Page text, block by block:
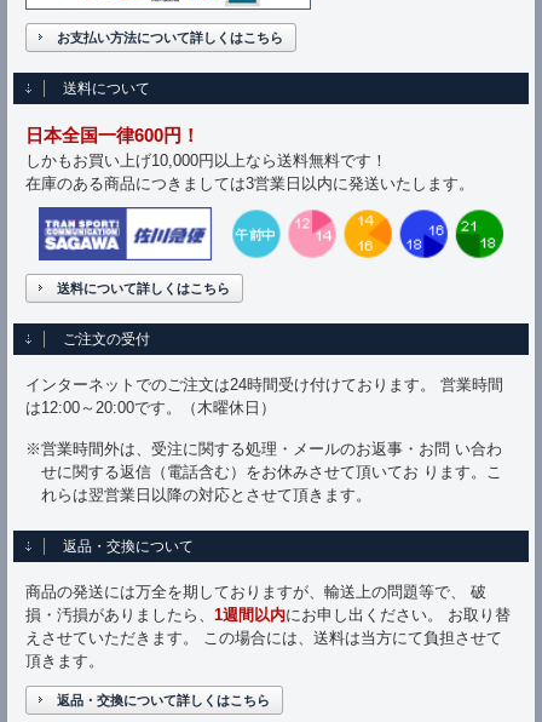
お支払い方法について詳しくはこちら
送料について
日本全国一律600円！
しかもお買い上げ10,000円以上なら送料無料です！
在庫のある商品につきましては3営業日以内に発送いたします。
送料について詳しくはこちら
ご注文の受付
インターネットでのご注文は24時間受け付けております。 営業時間
は12:00～20:00です。（木曜休日）
※営業時間外は、受注に関する処理・メールのお返事・お問 い合わ
せに関する返信（電話含む）をお休みさせて頂いてお ります。こ
れらは翌営業日以降の対応とさせて頂きます。
返品・交換について
商品の発送には万全を期しておりますが、輸送上の問題等で、 破
損・汚損がありましたら、 1週間以内にお申し出ください。 お取り替
えさせていただきます。 この場合には、送料は当方にて負担させて
頂きます。
返品・交換について詳しくはこちら